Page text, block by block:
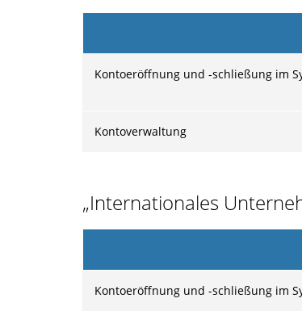
Kontoeröffnung und -schließung im
Kontoverwaltung
„Internationales
Kontoeröffnung und -schließung im